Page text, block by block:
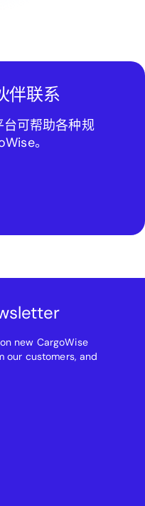
伴联系
可帮助各种规
。
new CargoWise
our customers, and